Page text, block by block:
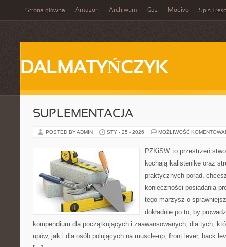
Strona główna Amazon Archiwum Gaz Modivo Spis
DALMATYŃCZYK
SUPLEMENTACJA
POSTED BY ADMIN STY - 25 - 2026 MOŻLIWOŚĆ
PZKiSW to przestrzeń
kochają kalistenikę oraz
praktycznych porad,
konieczności posiadania
tego marzysz o
dokładnie po to, by
kompendium dla początkujących i zaawansowanych, dla tych,
upów, jak i dla osób polujących na muscle-up, front lever, back